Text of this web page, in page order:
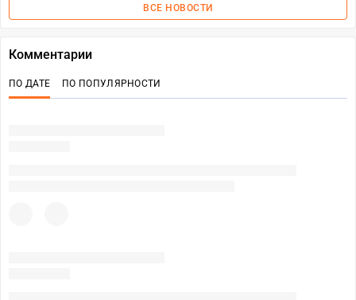
ВСЕ НОВОСТИ
Комментарии
ПО ДАТЕ ПО ПОПУЛЯРНОСТИ